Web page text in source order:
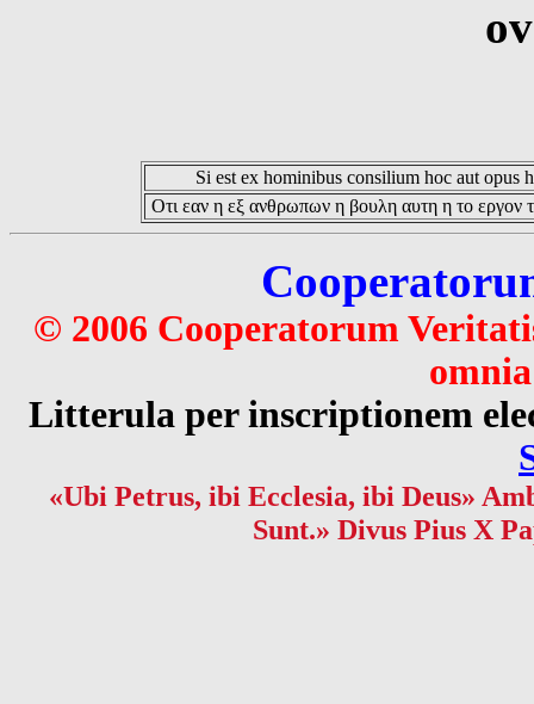
Si est ex hominibus consilium hoc aut opus
Οτι εαν η εξ ανθρωπων η βουλη αυτη η το εργον
© 2006 Cooperatorum
Litterula per inscriptionem
«Ubi Petrus, ibi Ecclesia, ibi Deus»
Sunt.» Divus Pius X